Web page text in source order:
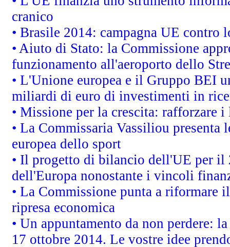
cranico
• Brasile 2014: campagna UE contro
• Aiuto di Stato: la Commissione
funzionamento all'aeroporto dello
• L'Unione europea e il Gruppo BEI
miliardi di euro di investimenti in
• Missione per la crescita: rafforzare
• La Commissaria Vassiliou
europea dello sport
• Il progetto di bilancio dell'UE per il
dell'Europa nonostante i vincoli
• La Commissione punta a riformare
ripresa economica
• Un appuntamento da non perdere:
17 ottobre 2014. Le vostre idee